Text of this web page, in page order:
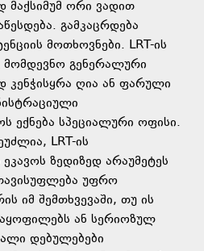
მაქსიმუმ ორი ვადით
გამკაცრდება
მოთხოვნები. LRT-ის
მომდევნო გენერალური
კენჭისყრა ღია ან ფარული
ექნება სპეციალური ოფისი.
LRT-ის
ზედიზედ არაუმეტეს
უფრო
იმ შემთხვევაში, თუ ის
ან სერიოზულ
დებულებები